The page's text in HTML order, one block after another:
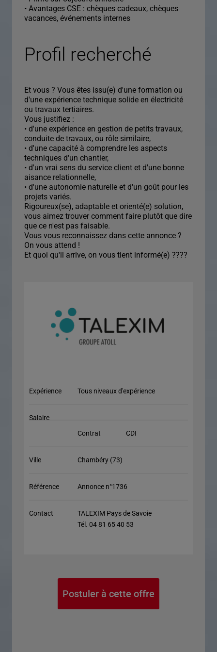
• Avantages CSE : chèques cadeaux, chèques
vacances, événements internes
Profil recherché
Et vous ? Vous êtes issu(e) d'une formation ou
d'une expérience technique solide en électricité
ou travaux tertiaires.
Vous justifiez :
• d'une expérience en gestion de petits travaux,
conduite de travaux, ou rôle similaire,
• d'une capacité à comprendre les aspects
techniques d'un chantier,
• d'un vrai sens du service client et d'une bonne
aisance relationnelle,
• d'une autonomie naturelle et d'un goût pour les
projets variés.
Rigoureux(se), adaptable et orienté(e) solution,
vous aimez trouver comment faire plutôt que dire
que ce n'est pas faisable.
Vous vous reconnaissez dans cette annonce ?
On vous attend !
Et quoi qu'il arrive, on vous tient informé(e) ????
Expérience Tous niveaux d'expérience
Salaire
Contrat
CDI
Ville Chambéry (73)
Référence Annonce n°1736
Contact
TALEXIM Pays de Savoie
Tél. 04 81 65 40 53
Postuler à cette offre